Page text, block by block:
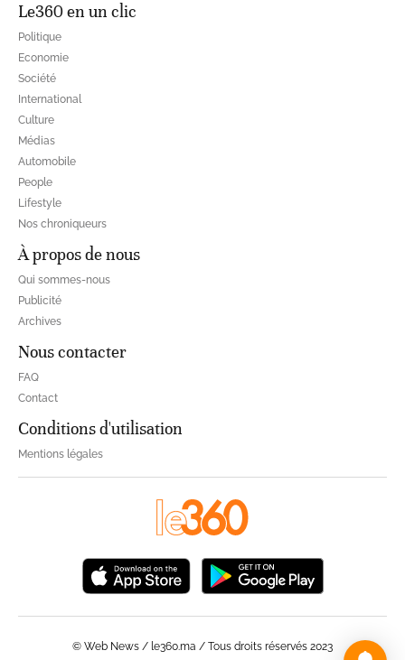
Le360 en un clic
Politique
Economie
Société
International
Culture
Médias
Automobile
People
Lifestyle
Nos chroniqueurs
À propos de nous
Qui sommes-nous
Publicité
Archives
Nous contacter
FAQ
Contact
Conditions d'utilisation
Mentions légales
© Web News / le360.ma / Tous droits réservés 2023